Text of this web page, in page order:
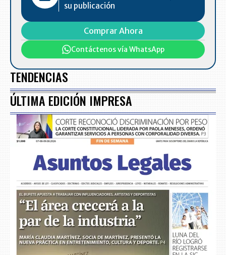
su publicación
Comprar Ahora
Contáctenos vía WhatsApp
TENDENCIAS
ÚLTIMA EDICIÓN IMPRESA